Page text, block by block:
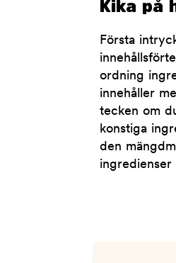
Kika på
Första
ordning
innehåller
tecken om
konstiga
den
ingredienser